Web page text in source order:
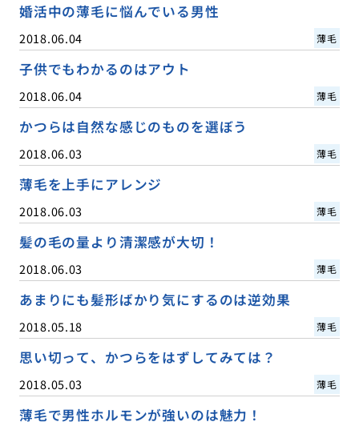
婚活中の薄毛に悩んでいる男性
2018.06.04 薄毛
子供でもわかるのはアウト
2018.06.04 薄毛
かつらは自然な感じのものを選ぼう
2018.06.03 薄毛
薄毛を上手にアレンジ
2018.06.03 薄毛
髪の毛の量より清潔感が大切！
2018.06.03 薄毛
あまりにも髪形ばかり気にするのは逆効果
2018.05.18 薄毛
思い切って、かつらをはずしてみては？
2018.05.03 薄毛
薄毛で男性ホルモンが強いのは魅力！